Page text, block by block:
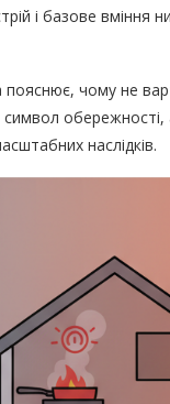
і базове вміння
чому не
обережності,
наслідків.